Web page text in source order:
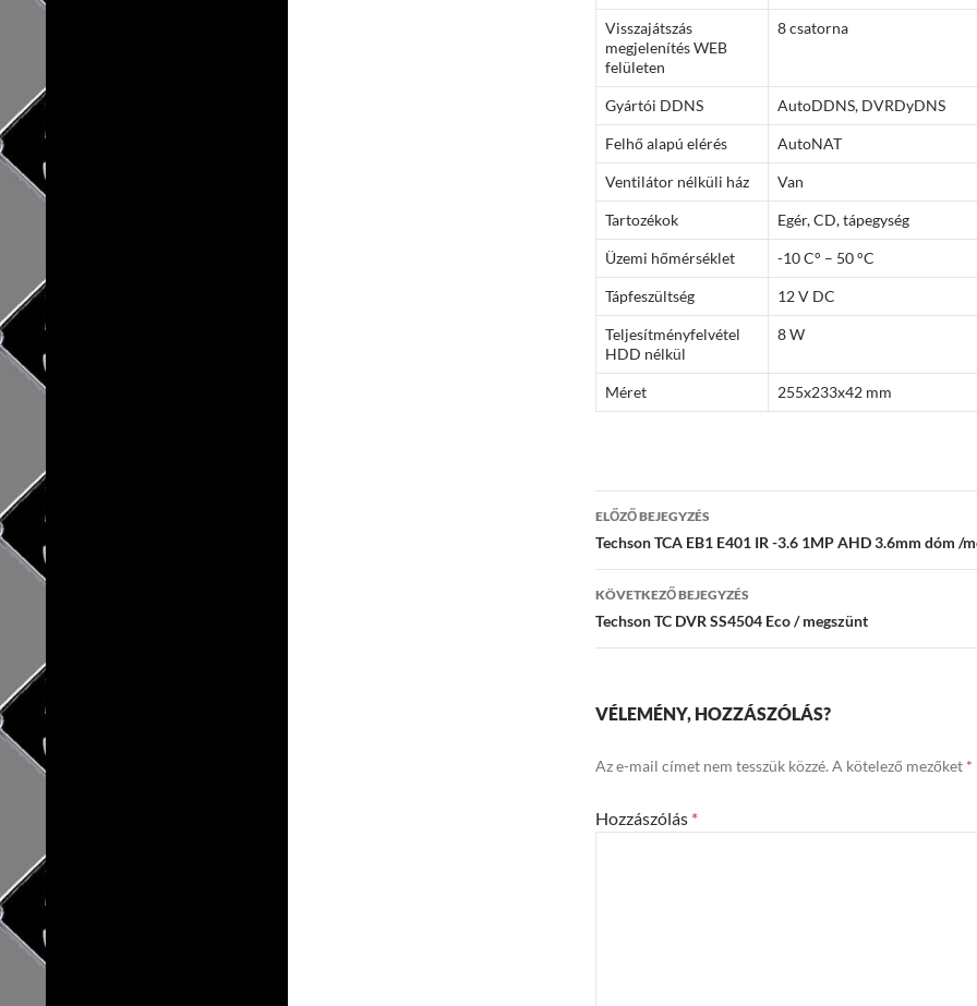
Visszajátszás
megjelenítés WEB
felületen
8 csatorna
Gyártói DDNS AutoDDNS, DVRDyDNS
Felhő alapú elérés AutoNAT
Ventilátor nélküli ház Van
Tartozékok Egér, CD, tápegység
Üzemi hőmérséklet -10 C° – 50 °C
Tápfeszültség 12 V DC
Teljesítményfelvétel
HDD nélkül
8 W
Méret 255x233x42 mm
Bejegyzés
navigáció
ELŐZŐ BEJEGYZÉS
Techson TCA EB1 E401 IR -3.6 1MP AHD 3.6mm dóm /
KÖVETKEZŐ BEJEGYZÉS
Techson TC DVR SS4504 Eco / megszünt
VÉLEMÉNY, HOZZÁSZÓLÁS?
Az e-mail címet nem tesszük közzé. A kötelező mezőket *
Hozzászólás *